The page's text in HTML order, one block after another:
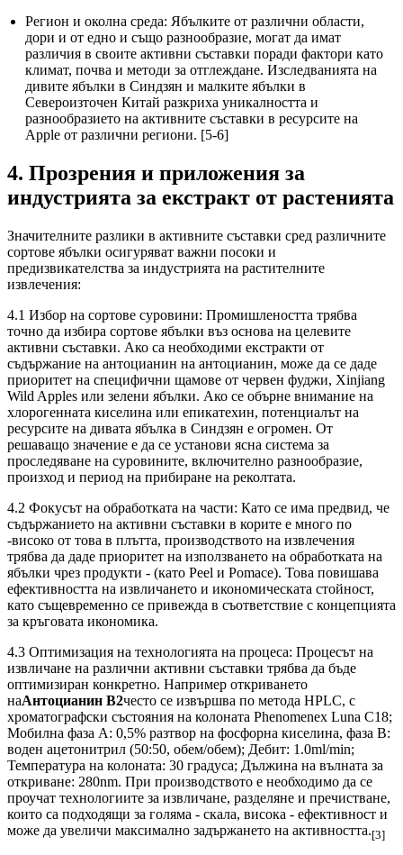
Регион и околна среда: Ябълките от различни области,
дори и от едно и също разнообразие, могат да имат
различия в своите активни съставки поради фактори като
климат, почва и методи за отглеждане. Изследванията на
дивите ябълки в Синдзян и малките ябълки в
Североизточен Китай разкриха уникалността и
разнообразието на активните съставки в ресурсите на
Apple от различни региони. [5-6]
4. Прозрения и приложения за
индустрията за екстракт от растенията
Значителните разлики в активните съставки сред различните
сортове ябълки осигуряват важни посоки и
предизвикателства за индустрията на растителните
извлечения:
4.1 Избор на сортове суровини: Промишлеността трябва
точно да избира сортове ябълки въз основа на целевите
активни съставки. Ако са необходими екстракти от
съдържание на антоцианин на антоцианин, може да се даде
приоритет на специфични щамове от червен фуджи, Xinjiang
Wild Apples или зелени ябълки. Ако се обърне внимание на
хлорогенната киселина или епикатехин, потенциалът на
ресурсите на дивата ябълка в Синдзян е огромен. От
решаващо значение е да се установи ясна система за
проследяване на суровините, включително разнообразие,
произход и период на прибиране на реколтата.
4.2 Фокусът на обработката на части: Като се има предвид, че
съдържанието на активни съставки в корите е много по
-високо от това в плътта, производството на извлечения
трябва да даде приоритет на използването на обработката на
ябълки чрез продукти - (като Peel и Pomace). Това повишава
ефективността на извличането и икономическата стойност,
като същевременно се привежда в съответствие с концепцията
за кръговата икономика.
4.3 Оптимизация на технологията на процеса: Процесът на
извличане на различни активни съставки трябва да бъде
оптимизиран конкретно. Например откриването
наАнтоцианин В2често се извършва по метода HPLC, с
хроматографски състояния на колоната Phenomenex Luna C18;
Мобилна фаза А: 0,5% разтвор на фосфорна киселина, фаза В:
воден ацетонитрил (50:50, обем/обем); Дебит: 1.0ml/min;
Температура на колоната: 30 градуса; Дължина на вълната за
откриване: 280nm. При производството е необходимо да се
проучат технологиите за извличане, разделяне и пречистване,
които са подходящи за голяма - скала, висока - ефективност и
може да увеличи максимално задържането на активността.[3]